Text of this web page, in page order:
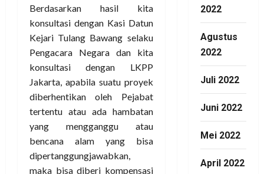
Berdasarkan hasil kita
konsultasi dengan Kasi Datun
Kejari Tulang Bawang selaku
Pengacara Negara dan kita
konsultasi dengan LKPP
Jakarta, apabila suatu proyek
diberhentikan oleh Pejabat
tertentu atau ada hambatan
yang mengganggu atau
bencana alam yang bisa
dipertanggungjawabkan,
maka bisa diberi kompensasi
2022
Agustus
2022
Juli 2022
Juni 2022
Mei 2022
April 2022